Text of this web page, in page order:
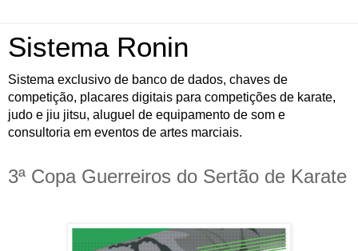
Sistema Ronin
Sistema exclusivo de banco de dados, chaves de
competição, placares digitais para competições de karate,
judo e jiu jitsu, aluguel de equipamento de som e
consultoria em eventos de artes marciais.
3ª Copa Guerreiros do Sertão de Karate